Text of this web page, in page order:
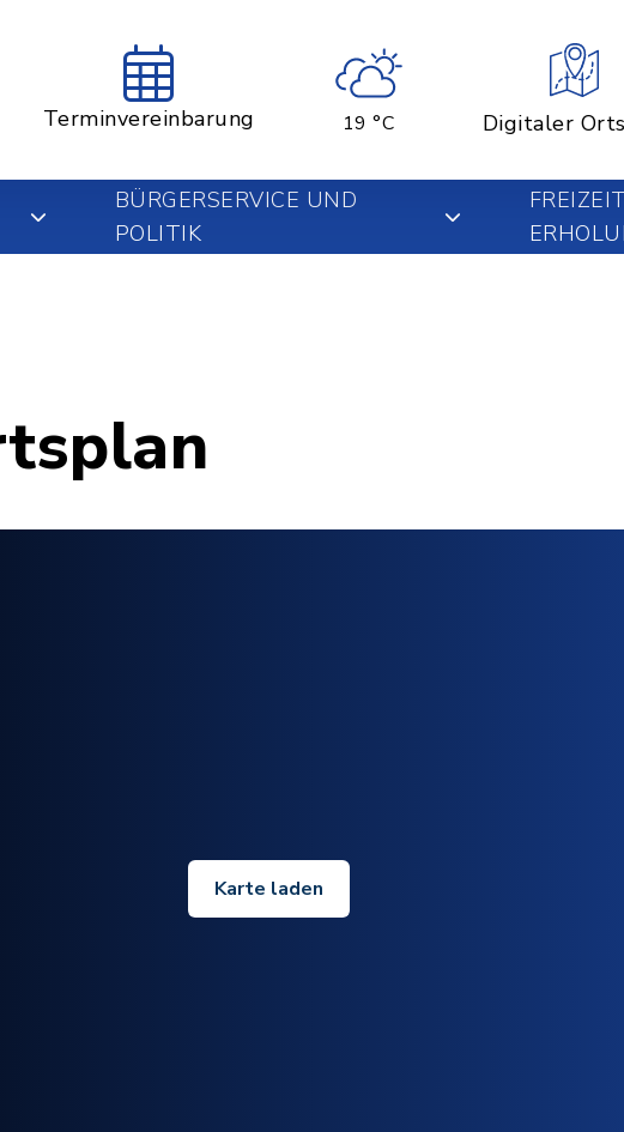
Terminvereinbarung 19 °C Digitaler
BÜRGERSERVICE UND
POLITIK
Karte laden